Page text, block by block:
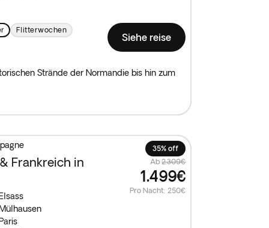
Flitterwochen
Siehe reise
Strände der Normandie bis hin zum
35% off
Ab 2.309€
1.499€
Pro Nacht: 250€
Frankreich in